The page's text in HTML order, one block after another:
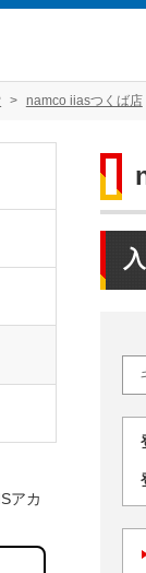
namco iiasつくば店
アカ